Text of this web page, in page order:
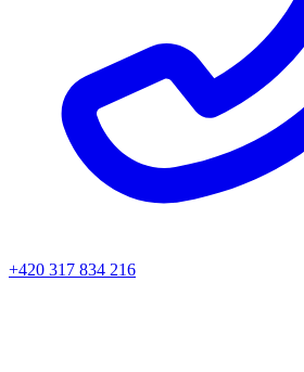
+420 317 834 216